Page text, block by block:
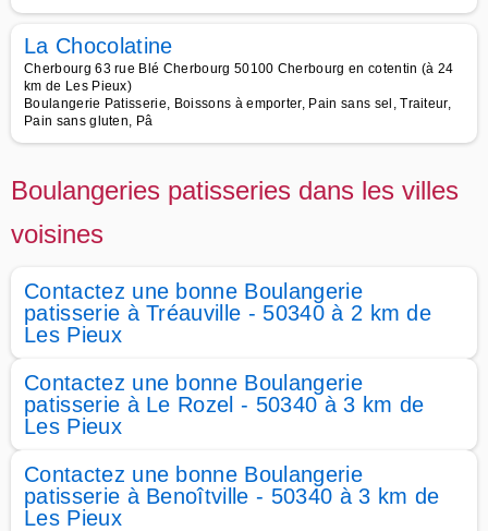
La Chocolatine
Cherbourg 63 rue Blé Cherbourg 50100 Cherbourg en cotentin (à 24
km de Les Pieux)
Boulangerie Patisserie, Boissons à emporter, Pain sans sel, Traiteur,
Pain sans gluten, Pâ
Boulangeries patisseries dans les villes
voisines
Contactez une bonne Boulangerie
patisserie à Tréauville - 50340 à 2 km de
Les Pieux
Contactez une bonne Boulangerie
patisserie à Le Rozel - 50340 à 3 km de
Les Pieux
Contactez une bonne Boulangerie
patisserie à Benoîtville - 50340 à 3 km de
Les Pieux